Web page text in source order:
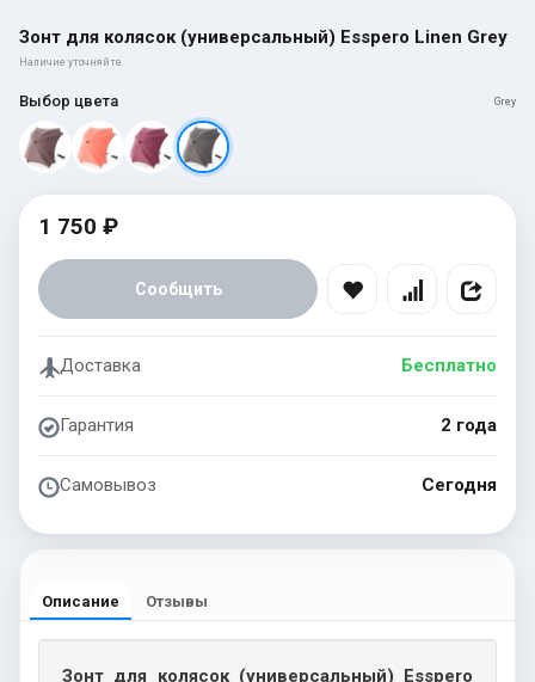
Зонт для колясок (универсальный) Esspero Linen Grey
Наличие уточняйте
Выбор цвета Grey
1 750 ₽
Сообщить
Доставка Бесплатно
Гарантия 2 года
Самовывоз Сегодня
Описание Отзывы
Зонт для колясок (универсальный) Esspero